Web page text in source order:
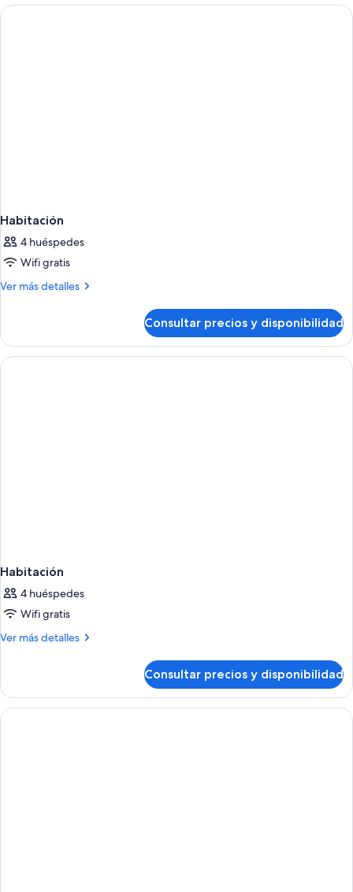
al
cama
Habitación
4 huéspedes
Wifi gratis
Ver más detalles
Más
Consultar precios y disponibilidad
Habitación
4 huéspedes
Wifi gratis
Ver más detalles
Más
Consultar precios y disponibilidad